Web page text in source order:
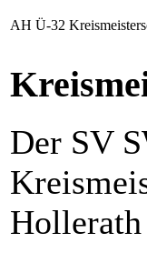
AH Ü-32
Der SV